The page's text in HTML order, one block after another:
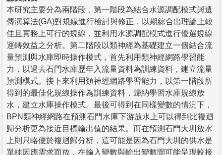
本研究主要分為兩階段，第一階段為結合水源調配模式與遺
傳演算法(GA)對規線進行檢討與修正，以期綜合出理論上較
佳且實務上可行的規線，並利用水源調配模式進行優選規線
運轉效益之分析。第二階段以類神經為基礎建立一個結合流
量預測與水庫即時操作模式，首先利用類神經網路學習能
力，以過去石門水庫歷年入流量資料為訓練資料，建立流量
預測模式。接下來利用類神經網路學習能力，以第一階段所
得到的最佳化規線操作為訓練資料，歸納學習水庫規線放
水，建立水庫操作模式。最後可得到在同樣變數的情況下，
BPN類神經網路在預測石門水庫下游放水上可以得到比複迴
歸分析更為接近目標輸出值的結果。而在預測石門大圳放水
上則只略優於複迴歸分析，這可能是因為石門大圳的供水是
單純因應需求而放，在輸入變數與輸出變數間可能呈現較接